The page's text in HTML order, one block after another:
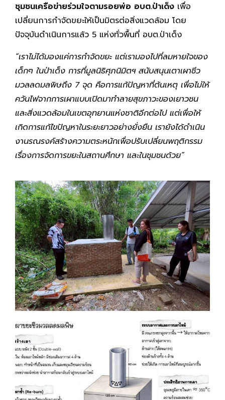
ชุมชนเครือข่ายร่วมใจตามรอยพ่อ อบต.ป่าเด็ง เพื่อ
เปลี่ยนการกำจัดขยะให้เป็นมิตรต่อสิ่งแวดล้อม โดย
ปัจจุบันดำเนินการแล้ว 5 แห่งทั่วพื้นที่ อบต.ป่าเด็ง
“เราไม่ได้มองแค่การกำจัดขยะ แต่เรามองไปที่ลมหายใจของ
เด็กๆ ในป่าเด็ง การที่มูลนิธิศุภนิมิตฯ สนับสนุนเตาเผาชีว
มวลลดมลพิษถึง 7 จุด คือการแก้ปัญหาที่ต้นเหตุ เพื่อไม่ให้
ควันไฟจากการเผาแบบเปิดมาทำลายสุขภาวะของเยาวชน
และสิ่งแวดล้อมในเขตอุทยานแห่งชาติอีกต่อไป แต่เพื่อให้
เกิดการแก้ไขปัญหาในระยะยาวอย่างยั่งยืน เรายังได้ดำเนิน
งานรณรงค์สร้างความตระหนักเพื่อปรับเปลี่ยนพฤติกรรม
เรื่องการจัดการขยะในสถานศึกษา และในชุมชนด้วย”